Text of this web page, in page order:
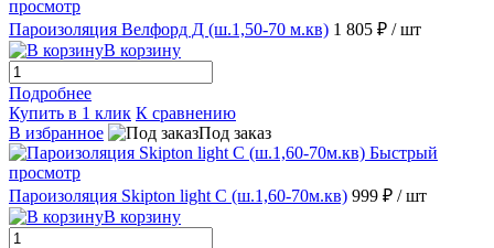
просмотр
Пароизоляция Велфорд Д (ш.1,50-70 м.кв) 1 805 ₽ / шт
В корзину
Подробнее
Купить в 1 клик К сравнению
В избранное
Под заказ
Быстрый
просмотр
Пароизоляция Skipton light C (ш.1,60-70м.кв) 999 ₽ / шт
В корзину